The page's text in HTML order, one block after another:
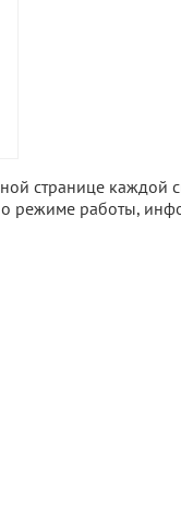
странице каждой
режиме работы,